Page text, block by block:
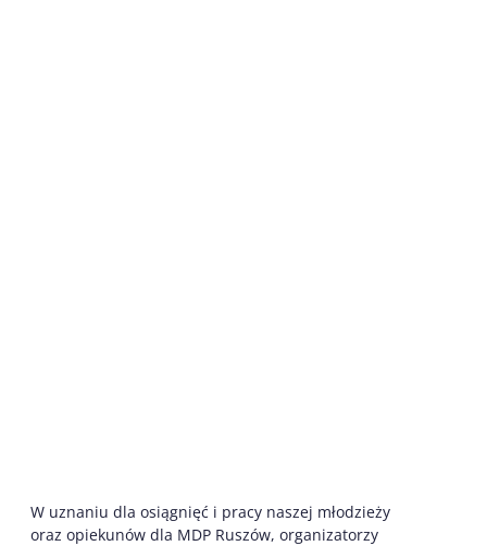
W uznaniu dla osiągnięć i pracy naszej młodzieży
oraz opiekunów dla MDP Ruszów, organizatorzy